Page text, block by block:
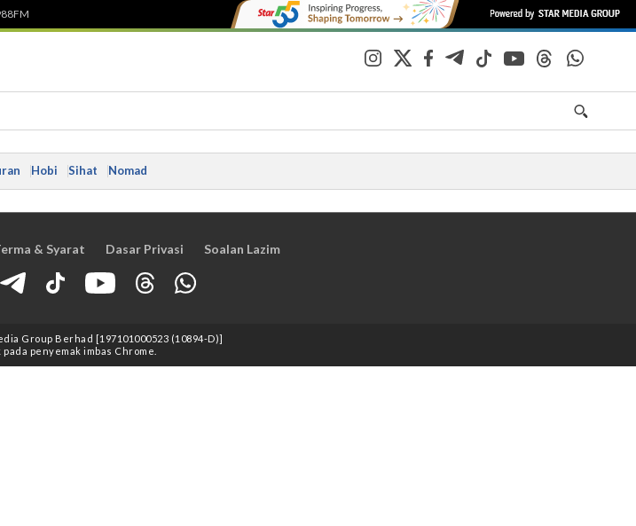
Hobi Sihat Nomad
& Syarat Dasar Privasi Soalan Lazim
Group Berhad [197101000523 (10894-D)]
penyemak imbas Chrome.